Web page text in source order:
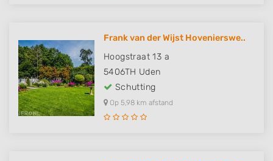
Frank van der Wijst Hovenierswe..
Hoogstraat 13 a
5406TH Uden
Schutting
Op 5,98 km afstand